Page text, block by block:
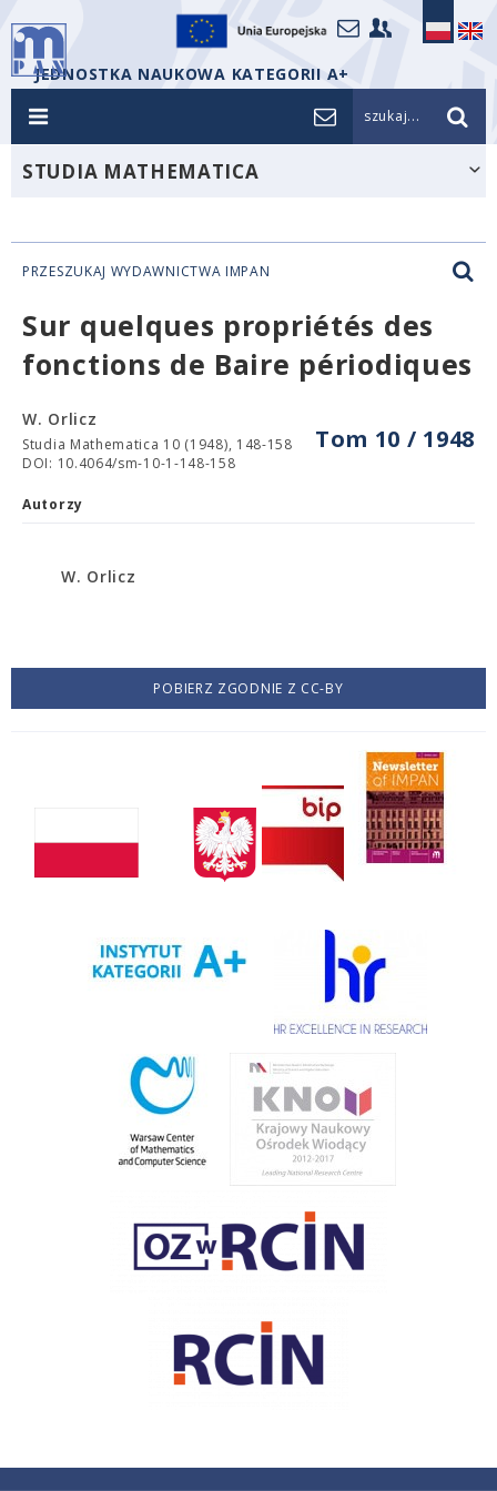
JEDNOSTKA NAUKOWA KATEGORII A+
szukaj...
STUDIA MATHEMATICA
PRZESZUKAJ WYDAWNICTWA IMPAN
Sur quelques propriétés des
fonctions de Baire périodiques
Tom 10 / 1948
W. Orlicz
Studia Mathematica 10 (1948), 148-158
DOI: 10.4064/sm-10-1-148-158
Autorzy
W. Orlicz
POBIERZ ZGODNIE Z CC-BY